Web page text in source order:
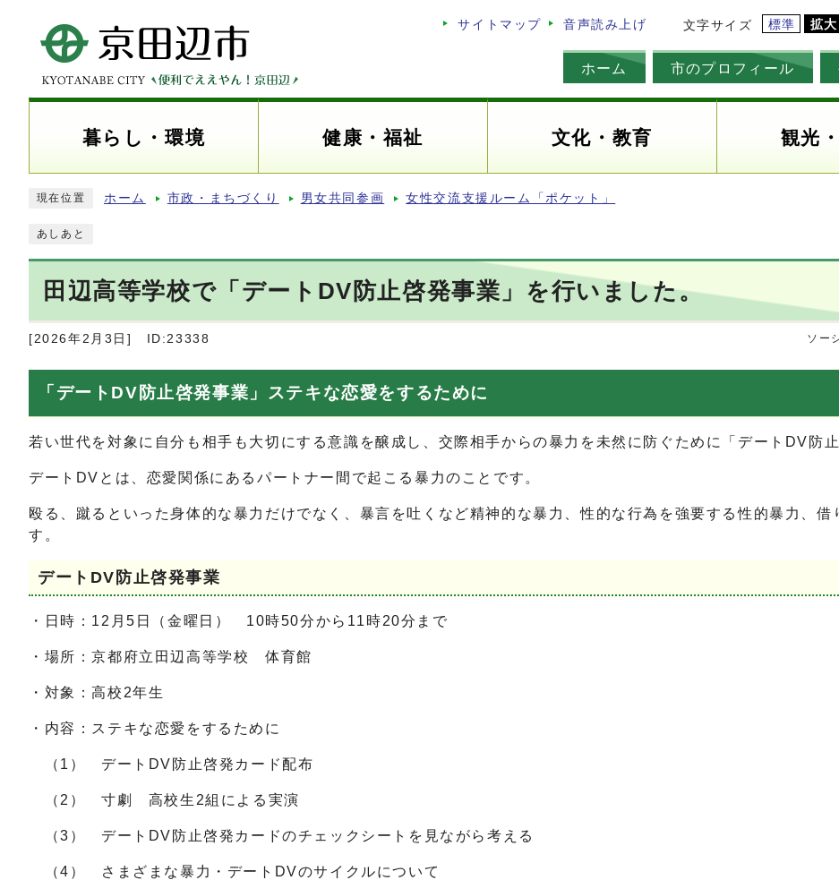
サイトマップ 音声読み上げ 文字サイズ 標準 拡大
ホーム 市のプロフィール
暮らし・環境 健康・福祉 文化・教育 観光
現在位置 ホーム 市政・まちづくり 男女共同参画 女性交流支援ルーム「ポケット」
あしあと
田辺高等学校で「デートDV防止啓発事業」を行いました。
[2026年2月3日] ID:23338 ソー
「デートDV防止啓発事業」ステキな恋愛をするために
若い世代を対象に自分も相手も大切にする意識を醸成し、交際相手からの暴力を未然に防ぐために「デートDV防
デートDVとは、恋愛関係にあるパートナー間で起こる暴力のことです。
殴る、蹴るといった身体的な暴力だけでなく、暴言を吐くなど精神的な暴力、性的な行為を強要する性的暴力、
す。
デートDV防止啓発事業
・日時：12月5日（金曜日） 10時50分から11時20分まで
・場所：京都府立田辺高等学校 体育館
・対象：高校2年生
・内容：ステキな恋愛をするために
（1） デートDV防止啓発カード配布
（2） 寸劇 高校生2組による実演
（3） デートDV防止啓発カードのチェックシートを見ながら考える
（4） さまざまな暴力・デートDVのサイクルについて